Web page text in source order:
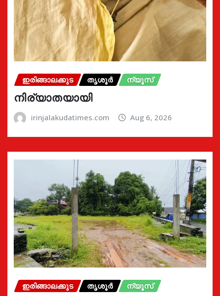
ഇരിങ്ങാലക്കുട തൃശൂർ ന്യൂസ്
നിര്യാതയായി
irinjalakudatimes.com Aug 6, 2026
ഇരിങ്ങാലക്കുട തൃശൂർ ന്യൂസ്